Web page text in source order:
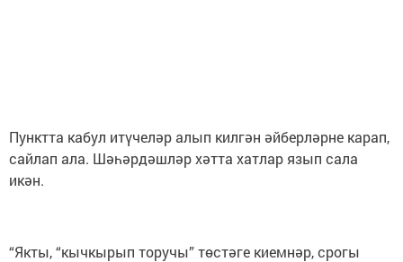
Пунктта кабул итүчеләр алып килгән әйберләрне карап,
сайлап ала. Шәһәрдәшләр хәтта хатлар язып сала
икән.
“Якты, “кычкырып торучы” төстәге киемнәр, срогы